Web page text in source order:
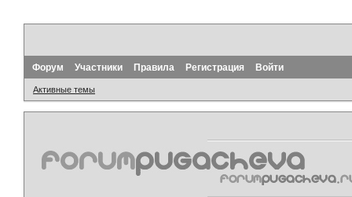
Форум Участники Правила Регистрация Войти
Активные темы